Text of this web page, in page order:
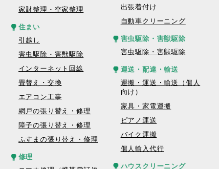
家財整理・空家整理
住まい
引越し
害虫駆除・害獣駆除
インターネット回線
畳替え・交換
エアコン工事
網戸の張り替え・修理
障子の張り替え・修理
ふすまの張り替え・修理
修理
出張着付け
自動車クリーニング
害虫駆除・害獣駆除
害虫駆除・害獣駆除
運送・配達・輸送
運搬・運送・輸送（個人
向け）
家具・家電運搬
ピアノ運送
バイク運搬
個人輸入代行
ハウスクリーニング